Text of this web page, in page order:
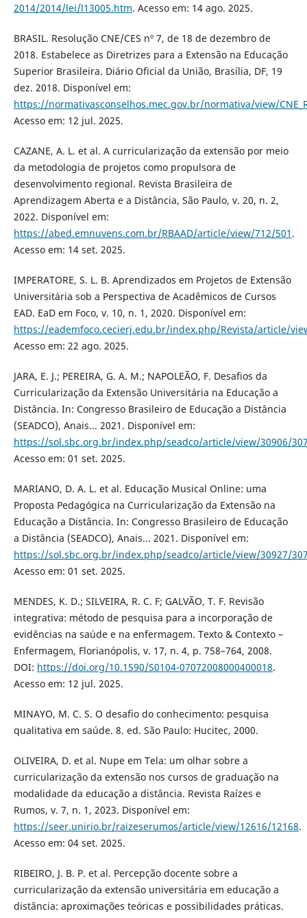
2014/2014/lei/l13005.htm. Acesso em: 14 ago. 2025.
BRASIL. Resolução CNE/CES nº 7, de 18 de dezembro de
2018. Estabelece as Diretrizes para a Extensão na Educação
Superior Brasileira. Diário Oficial da União, Brasília, DF, 19
dez. 2018. Disponível em:
https://normativasconselhos.mec.gov.br/normativa/view/
Acesso em: 12 jul. 2025.
CAZANE, A. L. et al. A curricularização da extensão por meio
da metodologia de projetos como propulsora de
desenvolvimento regional. Revista Brasileira de
Aprendizagem Aberta e a Distância, São Paulo, v. 20, n. 2,
2022. Disponível em:
https://abed.emnuvens.com.br/RBAAD/article/view/712/501 .
Acesso em: 14 set. 2025.
IMPERATORE, S. L. B. Aprendizados em Projetos de Extensão
Universitária sob a Perspectiva de Acadêmicos de Cursos
EAD. EaD em Foco, v. 10, n. 1, 2020. Disponível em:
https://eademfoco.cecierj.edu.br/index.php/Revista/article/
Acesso em: 22 ago. 2025.
JARA, E. J.; PEREIRA, G. A. M.; NAPOLEÃO, F. Desafios da
Curricularização da Extensão Universitária na Educação a
Distância. In: Congresso Brasileiro de Educação a Distância
(SEADCO), Anais... 2021. Disponível em:
https://sol.sbc.org.br/index.php/seadco/article/view/30906/
Acesso em: 01 set. 2025.
MARIANO, D. A. L. et al. Educação Musical Online: uma
Proposta Pedagógica na Curricularização da Extensão na
Educação a Distância. In: Congresso Brasileiro de Educação
a Distância (SEADCO), Anais... 2021. Disponível em:
https://sol.sbc.org.br/index.php/seadco/article/view/30927/
Acesso em: 01 set. 2025.
MENDES, K. D.; SILVEIRA, R. C. F; GALVÃO, T. F. Revisão
integrativa: método de pesquisa para a incorporação de
evidências na saúde e na enfermagem. Texto & Contexto –
Enfermagem, Florianópolis, v. 17, n. 4, p. 758–764, 2008.
DOI: https://doi.org/10.1590/S0104-07072008000400018.
Acesso em: 12 jul. 2025.
MINAYO, M. C. S. O desafio do conhecimento: pesquisa
qualitativa em saúde. 8. ed. São Paulo: Hucitec, 2000.
OLIVEIRA, D. et al. Nupe em Tela: um olhar sobre a
curricularização da extensão nos cursos de graduação na
modalidade da educação a distância. Revista Raízes e
Rumos, v. 7, n. 1, 2023. Disponível em:
https://seer.unirio.br/raizeserumos/article/view/12616/12168.
Acesso em: 04 set. 2025.
RIBEIRO, J. B. P. et al. Percepção docente sobre a
curricularização da extensão universitária em educação a
distância: aproximações teóricas e possibilidades práticas.